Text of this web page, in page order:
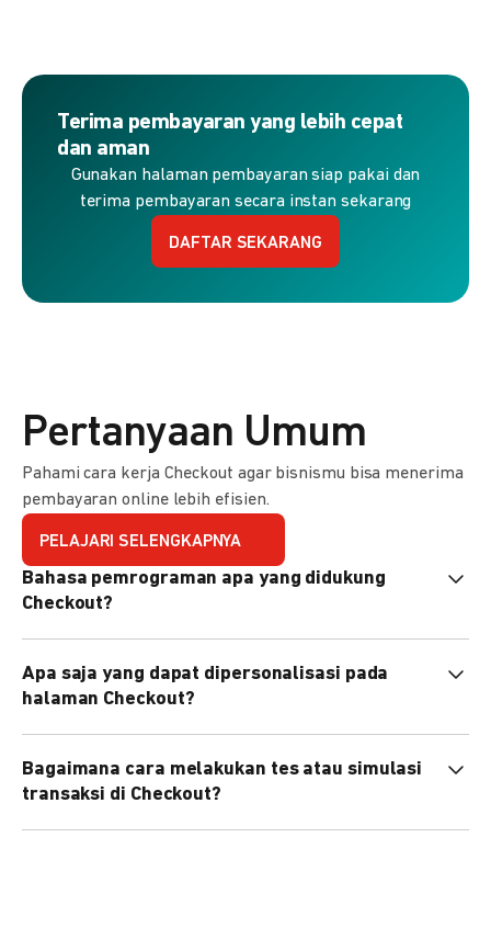
Terima pembayaran yang lebih cepat
dan aman
Gunakan halaman pembayaran siap pakai dan
terima pembayaran secara instan sekarang
DAFTAR SEKARANG
Pertanyaan Umum
Pahami cara kerja Checkout agar bisnismu bisa menerima
pembayaran online lebih efisien.
PELAJARI SELENGKAPNYA
Bahasa pemrograman apa yang didukung
Checkout?
PHP, Node.js, Go, dll).
Apa saja yang dapat dipersonalisasi pada
halaman Checkout?
preferensi bahasa, dan urutan metode pembayaran sesuai
kebutuhan brand Anda.
Bagaimana cara melakukan tes atau simulasi
transaksi di Checkout?